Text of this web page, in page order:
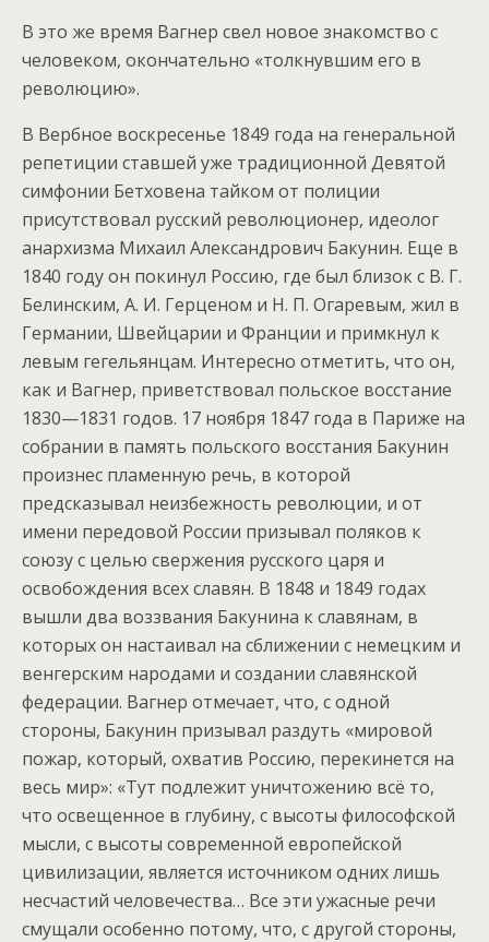
В это же время Вагнер свел новое знакомство с
человеком, окончательно «толкнувшим его в
революцию».
В Вербное воскресенье 1849 года на генеральной
репетиции ставшей уже традиционной Девятой
симфонии Бетховена тайком от полиции
присутствовал русский революционер, идеолог
анархизма Михаил Александрович Бакунин. Еще в
1840 году он покинул Россию, где был близок с В. Г.
Белинским, А. И. Герценом и Н. П. Огаревым, жил в
Германии, Швейцарии и Франции и примкнул к
левым гегельянцам. Интересно отметить, что он,
как и Вагнер, приветствовал польское восстание
1830—1831 годов. 17 ноября 1847 года в Париже на
собрании в память польского восстания Бакунин
произнес пламенную речь, в которой
предсказывал неизбежность революции, и от
имени передовой России призывал поляков к
союзу с целью свержения русского царя и
освобождения всех славян. В 1848 и 1849 годах
вышли два воззвания Бакунина к славянам, в
которых он настаивал на сближении с немецким и
венгерским народами и создании славянской
федерации. Вагнер отмечает, что, с одной
стороны, Бакунин призывал раздуть «мировой
пожар, который, охватив Россию, перекинется на
весь мир»: «Тут подлежит уничтожению всё то,
что освещенное в глубину, с высоты философской
мысли, с высоты современной европейской
цивилизации, является источником одних лишь
несчастий человечества… Все эти ужасные речи
смущали особенно потому, что, с другой стороны,